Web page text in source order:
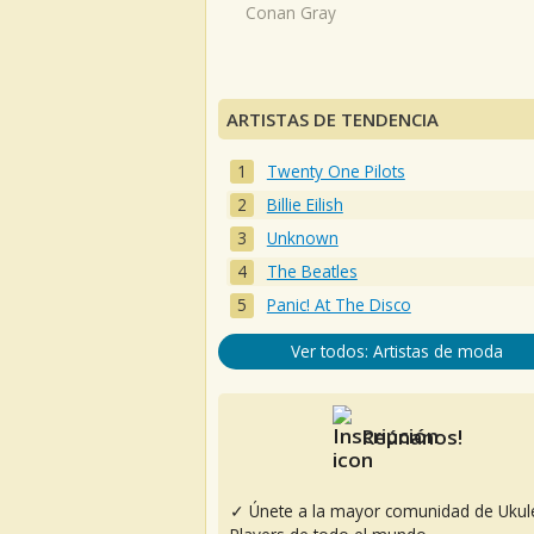
Conan Gray
ARTISTAS DE TENDENCIA
Twenty One Pilots
Billie Eilish
Unknown
The Beatles
Panic! At The Disco
Ver todos: Artistas de moda
Reúnanos!
✓ Únete a la mayor comunidad de